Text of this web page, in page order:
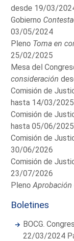
desde 19/03/
Gobierno
03/05/2024
Pleno Toma en
25/02/2025
Mesa del
consideración
Comisión de
hasta 14/03/2025
Comisión de
hasta 05/06/2025
Comisión de
30/06/2026
Comisión de
23/07/2026
PlenoAprobación
Boletines
BOCG.
22/03/2024